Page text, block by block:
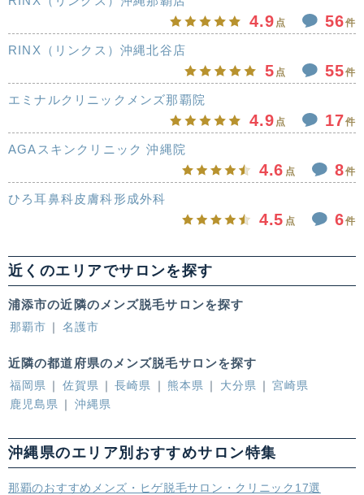
4.9 点 56件
RINX（リンクス）沖縄北谷店
5 点 55件
エミナルクリニックメンズ那覇院
4.9 点 17件
AGAスキンクリニック 沖縄院
4.6 点 8件
ひろ耳鼻科皮膚科形成外科
4.5 点 6件
近くのエリアでサロンを探す
浦添市の近隣のメンズ脱毛サロンを探す
那覇市 名護市
近隣の都道府県のメンズ脱毛サロンを探す
福岡県 佐賀県 長崎県 熊本県 大分県
宮崎県
鹿児島県
沖縄県
沖縄県のエリア別おすすめサロン特集
那覇のおすすめメンズ・ヒゲ脱毛サロン・クリニック17選